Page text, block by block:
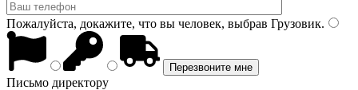
Пожалуйста, докажите, что вы человек, выбрав Грузовик.
Письмо директору